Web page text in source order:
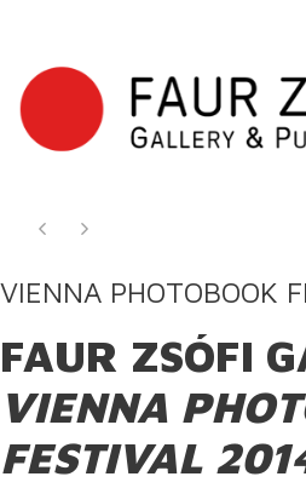
VIENNA PHOTOBOOK
FAUR ZSÓFI
VIENNA
FESTIVAL